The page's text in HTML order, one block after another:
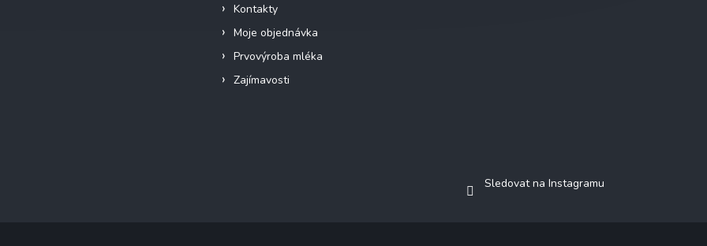
Kontakty
Moje objednávka
Prvovýroba mléka
Zajímavosti
Sledovat na Instagramu